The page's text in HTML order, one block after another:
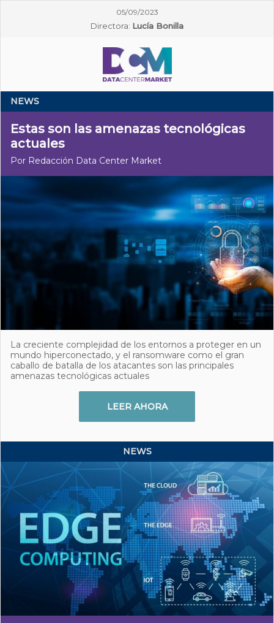
05/09/2023
Directora: Lucía Bonilla
NEWS
Estas son las amenazas tecnológicas
actuales
Por Redacción Data Center Market
La creciente complejidad de los entornos a proteger en un
mundo hiperconectado, y el ransomware como el gran
caballo de batalla de los atacantes son las principales
amenazas tecnológicas actuales
LEER AHORA
NEWS